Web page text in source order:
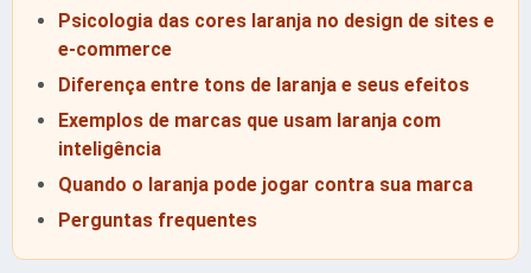
Psicologia das cores laranja no design de sites e
e-commerce
Diferença entre tons de laranja e seus efeitos
Exemplos de marcas que usam laranja com
inteligência
Quando o laranja pode jogar contra sua marca
Perguntas frequentes